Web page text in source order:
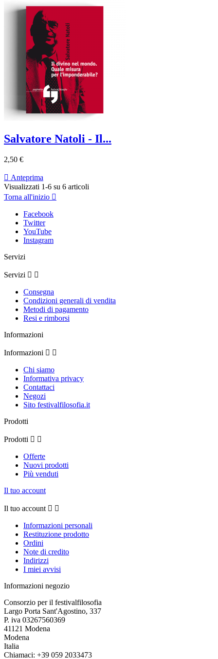
Salvatore Natoli - Il...
2,50 €
 Anteprima
Visualizzati 1-6 su 6 articoli
Torna all'inizio 
Facebook
Twitter
YouTube
Instagram
Servizi
Servizi  
Consegna
Condizioni generali di vendita
Metodi di pagamento
Resi e rimborsi
Informazioni
Informazioni  
Chi siamo
Informativa privacy
Contattaci
Negozi
Sito festivalfilosofia.it
Prodotti
Prodotti  
Offerte
Nuovi prodotti
Più venduti
Il tuo account
Il tuo account  
Informazioni personali
Restituzione prodotto
Ordini
Note di credito
Indirizzi
I miei avvisi
Informazioni negozio
Consorzio per il festivalfilosofia
Largo Porta Sant'Agostino, 337
P. iva 03267560369
41121 Modena
Modena
Italia
Chiamaci: +39 059 2033473